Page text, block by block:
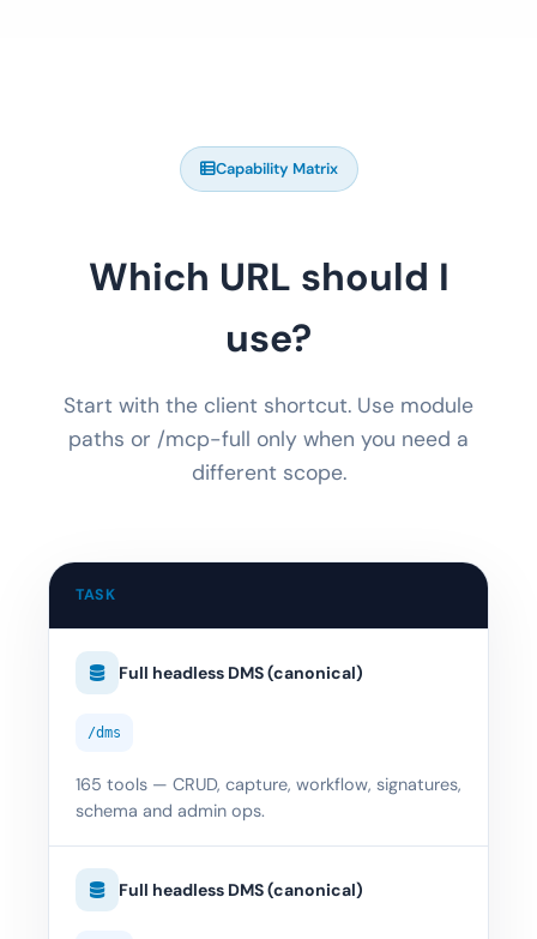
Capability Matrix
Which URL should I
use?
Start with the client shortcut. Use module
paths or /mcp-full only when you need a
different scope.
TASK
Full headless DMS (canonical)
/dms
165 tools — CRUD, capture, workflow, signatures,
schema and admin ops.
Full headless DMS (canonical)